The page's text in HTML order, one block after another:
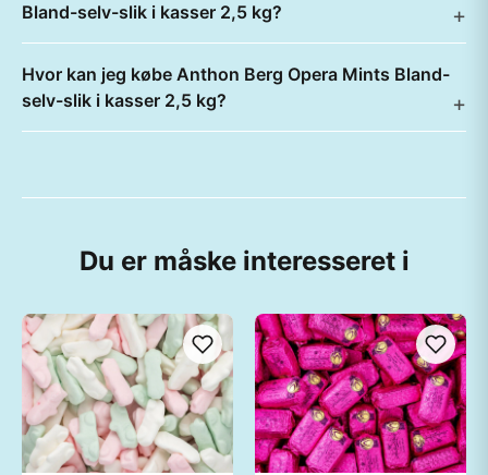
Bland-selv-slik i kasser 2,5 kg?
Hvor kan jeg købe Anthon Berg Opera Mints Bland-
selv-slik i kasser 2,5 kg?
Du er måske interesseret i